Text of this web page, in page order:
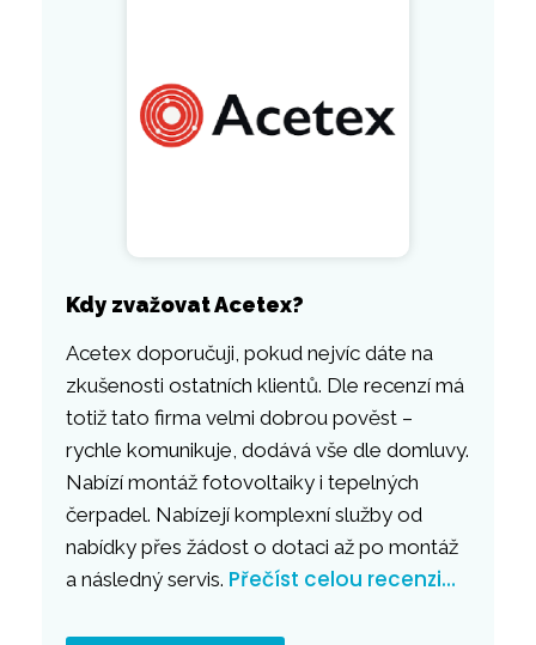
Kdy zvažovat Acetex?
Acetex doporučuji, pokud nejvíc dáte na
zkušenosti ostatních klientů. Dle recenzí má
totiž tato firma velmi dobrou pověst –
rychle komunikuje, dodává vše dle domluvy.
Nabízí montáž fotovoltaiky i tepelných
čerpadel. Nabízejí komplexní služby od
nabídky přes žádost o dotaci až po montáž
a následný servis. Přečíst celou recenzi…